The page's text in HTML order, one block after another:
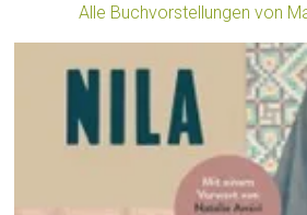
Alle Buchvorstellungen von